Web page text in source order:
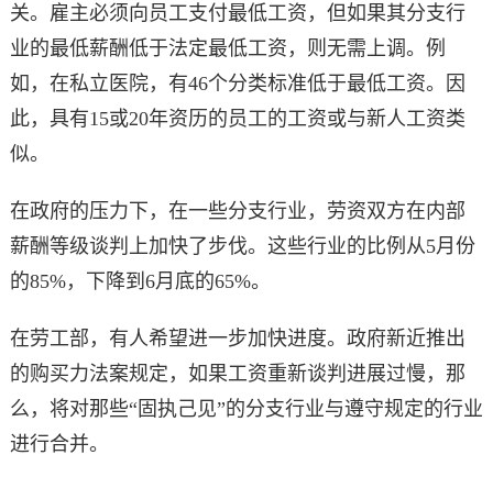
关。雇主必须向员工支付最低工资，但如果其分支行
业的最低薪酬低于法定最低工资，则无需上调。例
如，在私立医院，有46个分类标准低于最低工资。因
此，具有15或20年资历的员工的工资或与新人工资类
似。
在政府的压力下，在一些分支行业，劳资双方在内部
薪酬等级谈判上加快了步伐。这些行业的比例从5月份
的85%，下降到6月底的65%。
在劳工部，有人希望进一步加快进度。政府新近推出
的购买力法案规定，如果工资重新谈判进展过慢，那
么，将对那些“固执己见”的分支行业与遵守规定的行业
进行合并。